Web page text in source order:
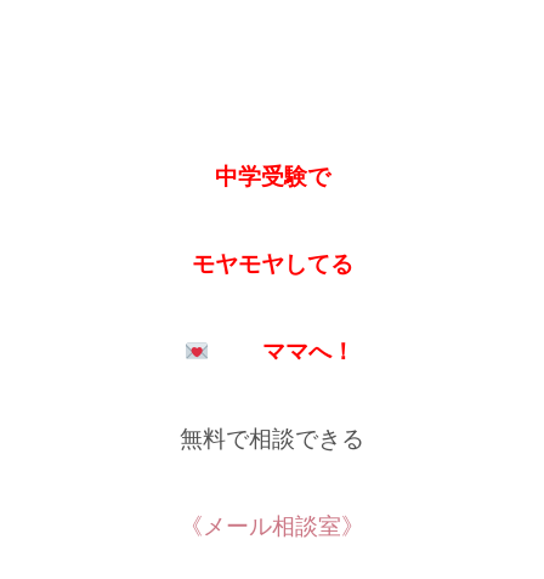
中学受験で
モヤモヤしてる
ママへ！
無料で相談できる
《メール相談室》